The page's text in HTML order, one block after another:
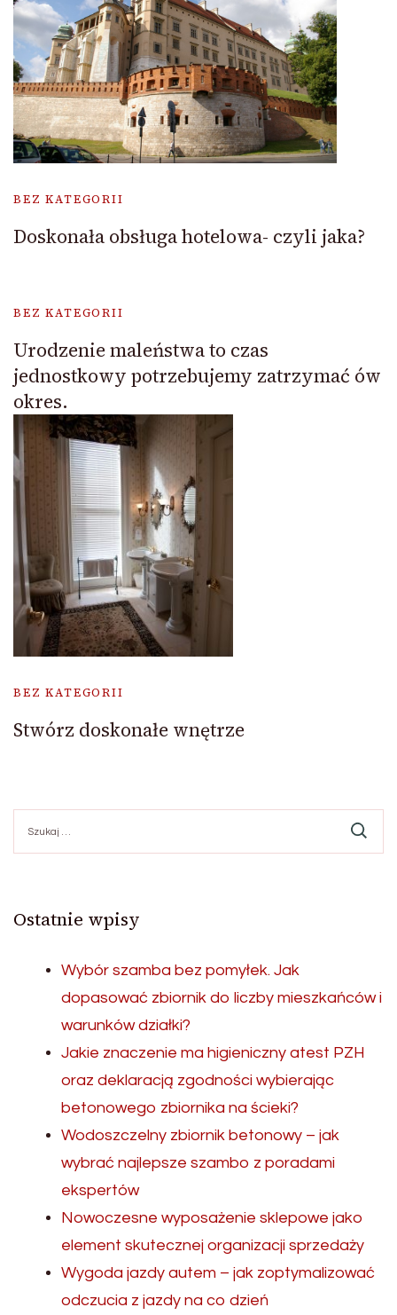
BEZ KATEGORII
Doskonała obsługa hotelowa- czyli jaka?
BEZ KATEGORII
Urodzenie maleństwa to czas
jednostkowy potrzebujemy zatrzymać ów
okres.
BEZ KATEGORII
Stwórz doskonałe wnętrze
Ostatnie wpisy
Wybór szamba bez pomyłek. Jak
dopasować zbiornik do liczby mieszkańców i
warunków działki?
Jakie znaczenie ma higieniczny atest PZH
oraz deklaracją zgodności wybierając
betonowego zbiornika na ścieki?
Wodoszczelny zbiornik betonowy – jak
wybrać najlepsze szambo z poradami
ekspertów
Nowoczesne wyposażenie sklepowe jako
element skutecznej organizacji sprzedaży
Wygoda jazdy autem – jak zoptymalizować
odczucia z jazdy na co dzień